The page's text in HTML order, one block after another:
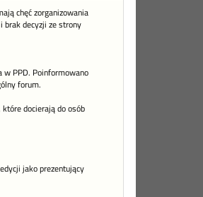
chęć zorganizowania
brak decyzji ze strony
PPD. Poinformowano
forum.
docierają do osób
jako prezentujący